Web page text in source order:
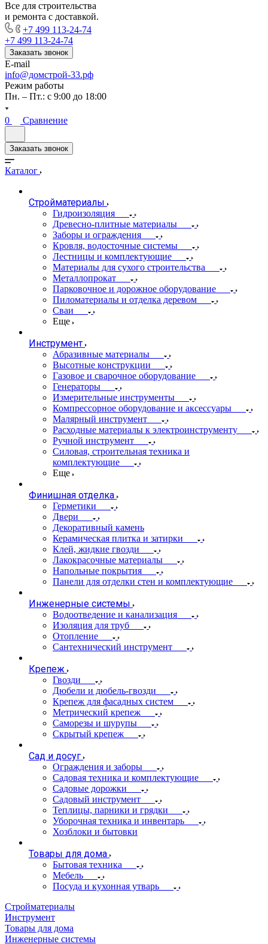
Все для строительства
и ремонта с доставкой.
+7 499 113-24-74
+7 499 113-24-74
Заказать звонок
E-mail
info@домстрой-33.рф
Режим работы
Пн. – Пт.: с 9:00 до 18:00
0 Сравнение
Заказать звонок
Каталог
Стройматериалы
Гидроизоляция
Древесно-плитные материалы
Заборы и ограждения
Кровля, водосточные системы
Лестницы и комплектующие
Материалы для сухого строительства
Металлопрокат
Парковочное и дорожное оборудование
Пиломатериалы и отделка деревом
Сваи
Еще
Инструмент
Абразивные материалы
Высотные конструкции
Газовое и сварочное оборудование
Генераторы
Измерительные инструменты
Компрессорное оборудование и аксессуары
Малярный инструмент
Расходные материалы к электроинструменту
Ручной инструмент
Силовая, строительная техника и
комплектующие
Еще
Финишная отделка
Герметики
Двери
Декоративный камень
Керамическая плитка и затирки
Клей, жидкие гвозди
Лакокрасочные материалы
Напольные покрытия
Панели для отделки стен и комплектующие
Инженерные системы
Водоотведение и канализация
Изоляция для труб
Отопление
Сантехнический инструмент
Крепеж
Гвозди
Дюбели и дюбель-гвозди
Крепеж для фасадных систем
Метрический крепеж
Саморезы и шурупы
Скрытый крепеж
Сад и досуг
Ограждения и заборы
Садовая техника и комплектующие
Садовые дорожки
Садовый инструмент
Теплицы, парники и грядки
Уборочная техника и инвентарь
Хозблоки и бытовки
Товары для дома
Бытовая техника
Мебель
Посуда и кухонная утварь
Стройматериалы
Инструмент
Товары для дома
Инженерные системы